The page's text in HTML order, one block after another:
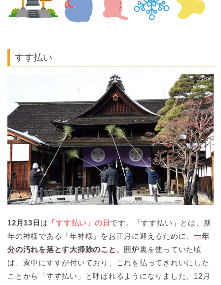
すす払い
12月13日 は 「すす払い」の日 です。「すす払い」とは、新
年の神様である「年神様」をお正月に迎えるために、一年
分の汚れを落とす大掃除のこと 。囲炉裏を使っていた頃
は、家中にすすが付いており、これを払ってきれいにした
ことから「すす払い」と呼ばれるようになりました。12月